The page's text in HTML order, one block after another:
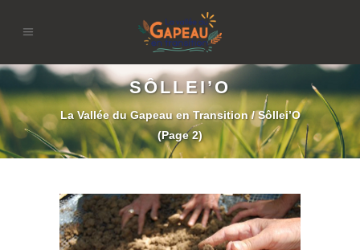
SÔLLEI’O
La Vallée du Gapeau en Transition/Sôllei’O
(Page 2)